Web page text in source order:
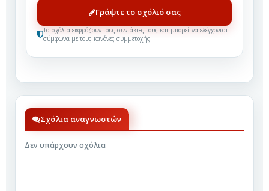
Γράψτε το σχόλιό σας
Τα σχόλια εκφράζουν τους συντάκτες τους και μπορεί να ελέγχονται
σύμφωνα με τους κανόνες συμμετοχής.
Σχόλια αναγνωστών
Δεν υπάρχουν σχόλια